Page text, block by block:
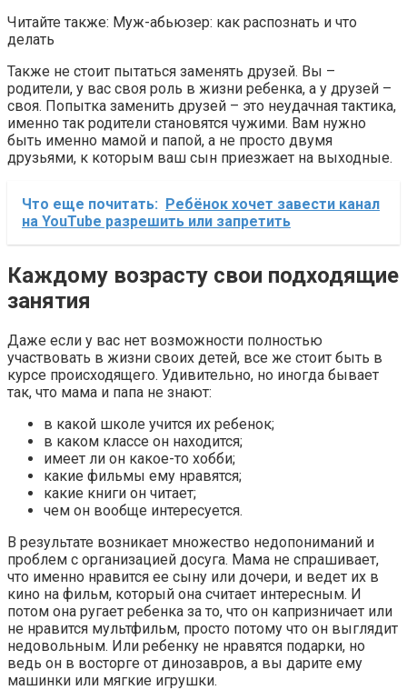
Читайте также: Муж-абьюзер: как распознать и что
делать
Также не стоит пытаться заменять друзей. Вы –
родители, у вас своя роль в жизни ребенка, а у друзей –
своя. Попытка заменить друзей – это неудачная тактика,
именно так родители становятся чужими. Вам нужно
быть именно мамой и папой, а не просто двумя
друзьями, к которым ваш сын приезжает на выходные.
Что еще почитать: Ребёнок хочет завести канал
на YouTube разрешить или запретить
Каждому возрасту свои подходящие
занятия
Даже если у вас нет возможности полностью
участвовать в жизни своих детей, все же стоит быть в
курсе происходящего. Удивительно, но иногда бывает
так, что мама и папа не знают:
в какой школе учится их ребенок;
в каком классе он находится;
имеет ли он какое-то хобби;
какие фильмы ему нравятся;
какие книги он читает;
чем он вообще интересуется.
В результате возникает множество недопониманий и
проблем с организацией досуга. Мама не спрашивает,
что именно нравится ее сыну или дочери, и ведет их в
кино на фильм, который она считает интересным. И
потом она ругает ребенка за то, что он капризничает или
не нравится мультфильм, просто потому что он выглядит
недовольным. Или ребенку не нравятся подарки, но
ведь он в восторге от динозавров, а вы дарите ему
машинки или мягкие игрушки.